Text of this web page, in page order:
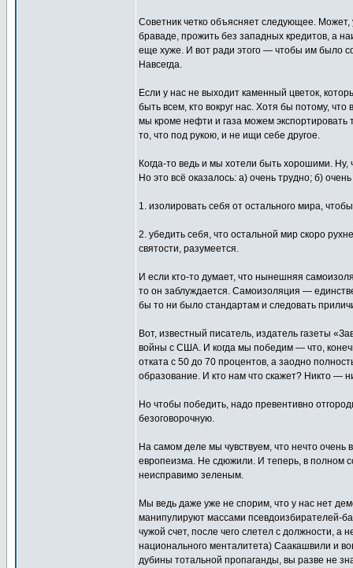
Советник четко объясняет следующее. Может,
браваде, прожить без западных кредитов, а
еще хуже. И вот ради этого — чтобы им было
Навсегда.
Если у нас не выходит каменный цветок,
быть всем, кто вокруг нас. Хотя бы потому,
мы кроме нефти и газа можем экспортировать
то, что под рукою, и не ищи себе другое.
Когда-то ведь и мы хотели быть хорошими. Ну,
Но это всё оказалось: а) очень трудно; б)
1. изолировать себя от остального мира,
2. убедить себя, что остальной мир скоро
святости, разумеется.
И если кто-то думает, что нынешняя
то он заблуждается. Самоизоляция —
бы то ни было стандартам и следовать
Вот, известный писатель, издатель газеты
войны с США. И когда мы победим — что,
отката с 50 до 70 процентов, а заодно
образование. И кто нам что скажет? Никто —
Но чтобы победить, надо превентивно
безоговорочную.
На самом деле мы чувствуем, что нечто очень
европеизма. Не сдюжили. И теперь, в полном
неисправимо зеленым.
Мы ведь даже уже не спорим, что у нас нет
манипулируют массами псевдоизбирателей-
чужой счет, после чего слетел с должности,
национального менталитета) Саакашвили и
дубины тотальной пропаганды, вы разве не